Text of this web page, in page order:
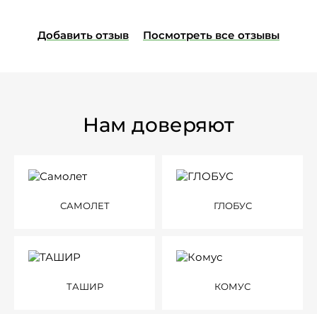
Добавить отзыв Посмотреть все отзывы
Нам доверяют
САМОЛЕТ ГЛОБУС
ТАШИР КОМУС